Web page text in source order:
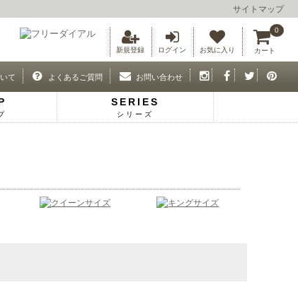
サイトマップ
新規登録 ログイン お気に入り カート
0
て よくあるご質問 お問い合わせ
SERIES
シリーズ